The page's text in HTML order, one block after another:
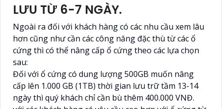
LƯU TỪ 6-7 NGÀY.
Ngoài ra đối với khách hàng có các nhu cầu xem lâu
hơn cũng như cần các công năng đặc thù từ các ổ
cứng thì có thể nâng cấp ổ cứng theo các lựa chọn
sau:
Đối với ổ cứng có dung lượng 500GB muốn nâng
cấp lên 1.000 GB (1TB) thời gian lưu trữ tầm 13-14
ngày thì quý khách chỉ cần bù thêm 400.000 VNĐ.